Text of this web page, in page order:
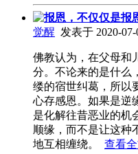
报恩，不仅仅是报
觉醒 发表于 2020-07-
佛教认为，在父母和
分。不论来的是什么
缕的宿世纠葛，所以
心存感恩。如果是逆
是化解往昔恶业的机
顺缘，而不是让这种
地互相缠绕。 查看